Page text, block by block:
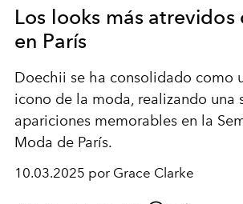
Los looks más atrevidos
en París
Doechii se ha consolidado como
icono de la moda, realizando una
apariciones memorables en la
Moda de París.
10.03.2025 por Grace Clarke